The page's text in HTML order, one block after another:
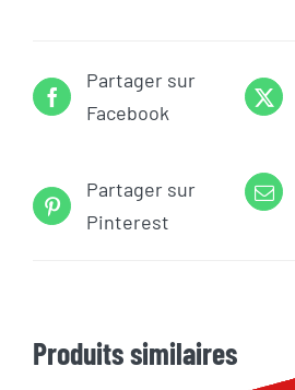
Partager sur
Facebook
Partager sur
Pinterest
Produits similaires